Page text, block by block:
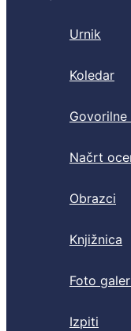
Urnik
Koledar
Govorilne
Načrt
Obrazci
Knjižnica
Foto
Izpiti